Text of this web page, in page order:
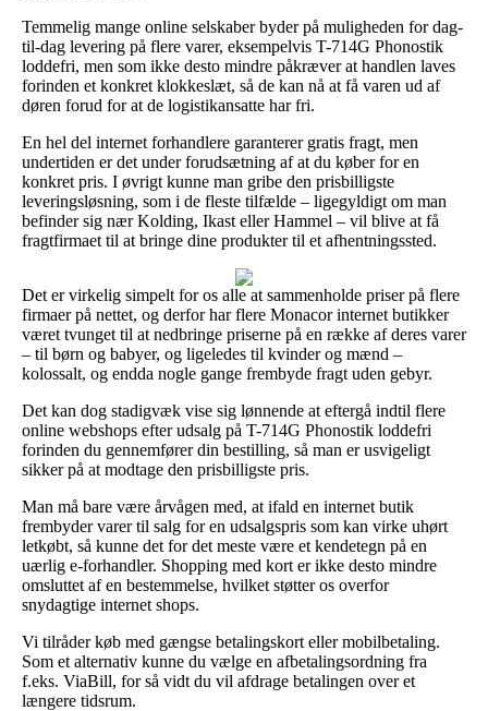
Temmelig mange online selskaber byder på muligheden for dag-
til-dag levering på flere varer, eksempelvis T-714G Phonostik
loddefri, men som ikke desto mindre påkræver at handlen laves
forinden et konkret klokkeslæt, så de kan nå at få varen ud af
døren forud for at de logistikansatte har fri.
En hel del internet forhandlere garanterer gratis fragt, men
undertiden er det under forudsætning af at du køber for en
konkret pris. I øvrigt kunne man gribe den prisbilligste
leveringsløsning, som i de fleste tilfælde – ligegyldigt om man
befinder sig nær Kolding, Ikast eller Hammel – vil blive at få
fragtfirmaet til at bringe dine produkter til et afhentningssted.
Det er virkelig simpelt for os alle at sammenholde priser på flere
firmaer på nettet, og derfor har flere Monacor internet butikker
været tvunget til at nedbringe priserne på en række af deres varer
– til børn og babyer, og ligeledes til kvinder og mænd –
kolossalt, og endda nogle gange frembyde fragt uden gebyr.
Det kan dog stadigvæk vise sig lønnende at eftergå indtil flere
online webshops efter udsalg på T-714G Phonostik loddefri
forinden du gennemfører din bestilling, så man er usvigeligt
sikker på at modtage den prisbilligste pris.
Man må bare være årvågen med, at ifald en internet butik
frembyder varer til salg for en udsalgspris som kan virke uhørt
letkøbt, så kunne det for det meste være et kendetegn på en
uærlig e-forhandler. Shopping med kort er ikke desto mindre
omsluttet af en bestemmelse, hvilket støtter os overfor
snydagtige internet shops.
Vi tilråder køb med gængse betalingskort eller mobilbetaling.
Som et alternativ kunne du vælge en afbetalingsordning fra
f.eks. ViaBill, for så vidt du vil afdrage betalingen over et
længere tidsrum.